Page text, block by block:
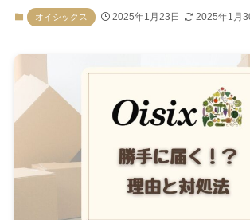
オイシックス 2025年1月23日 2025年1月